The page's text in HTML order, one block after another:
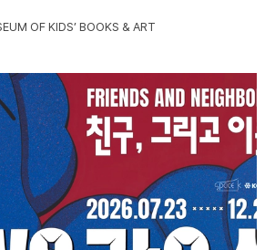
OF KIDS’ BOOKS & ART